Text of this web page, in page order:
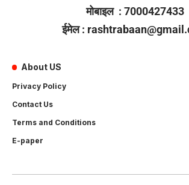
मोबाइल : 7000427433
ईमेल :
About US
Privacy Policy
Contact Us
Terms and Conditions
E-paper